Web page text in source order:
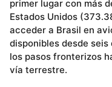
primer lugar con más
Estados Unidos
acceder a Brasil en
disponibles desde
los pasos fronterizos
vía terrestre.